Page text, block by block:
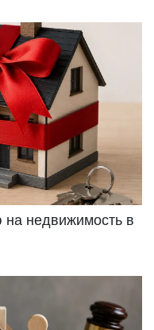
на недвижимость в